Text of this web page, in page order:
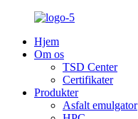
Hjem
Om os
TSD Center
Certifikater
Produkter
Asfalt emulgator